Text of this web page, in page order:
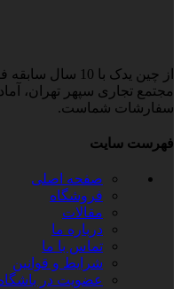
از چین یدک با
مجتمع تجاری سپهر تهران،
سفارشات شماست.
فهرست سایت
صفحه اصلی
فروشگاه
مقالات
درباره ما
تماس با ما
شرایط و قوانین
عضویت در